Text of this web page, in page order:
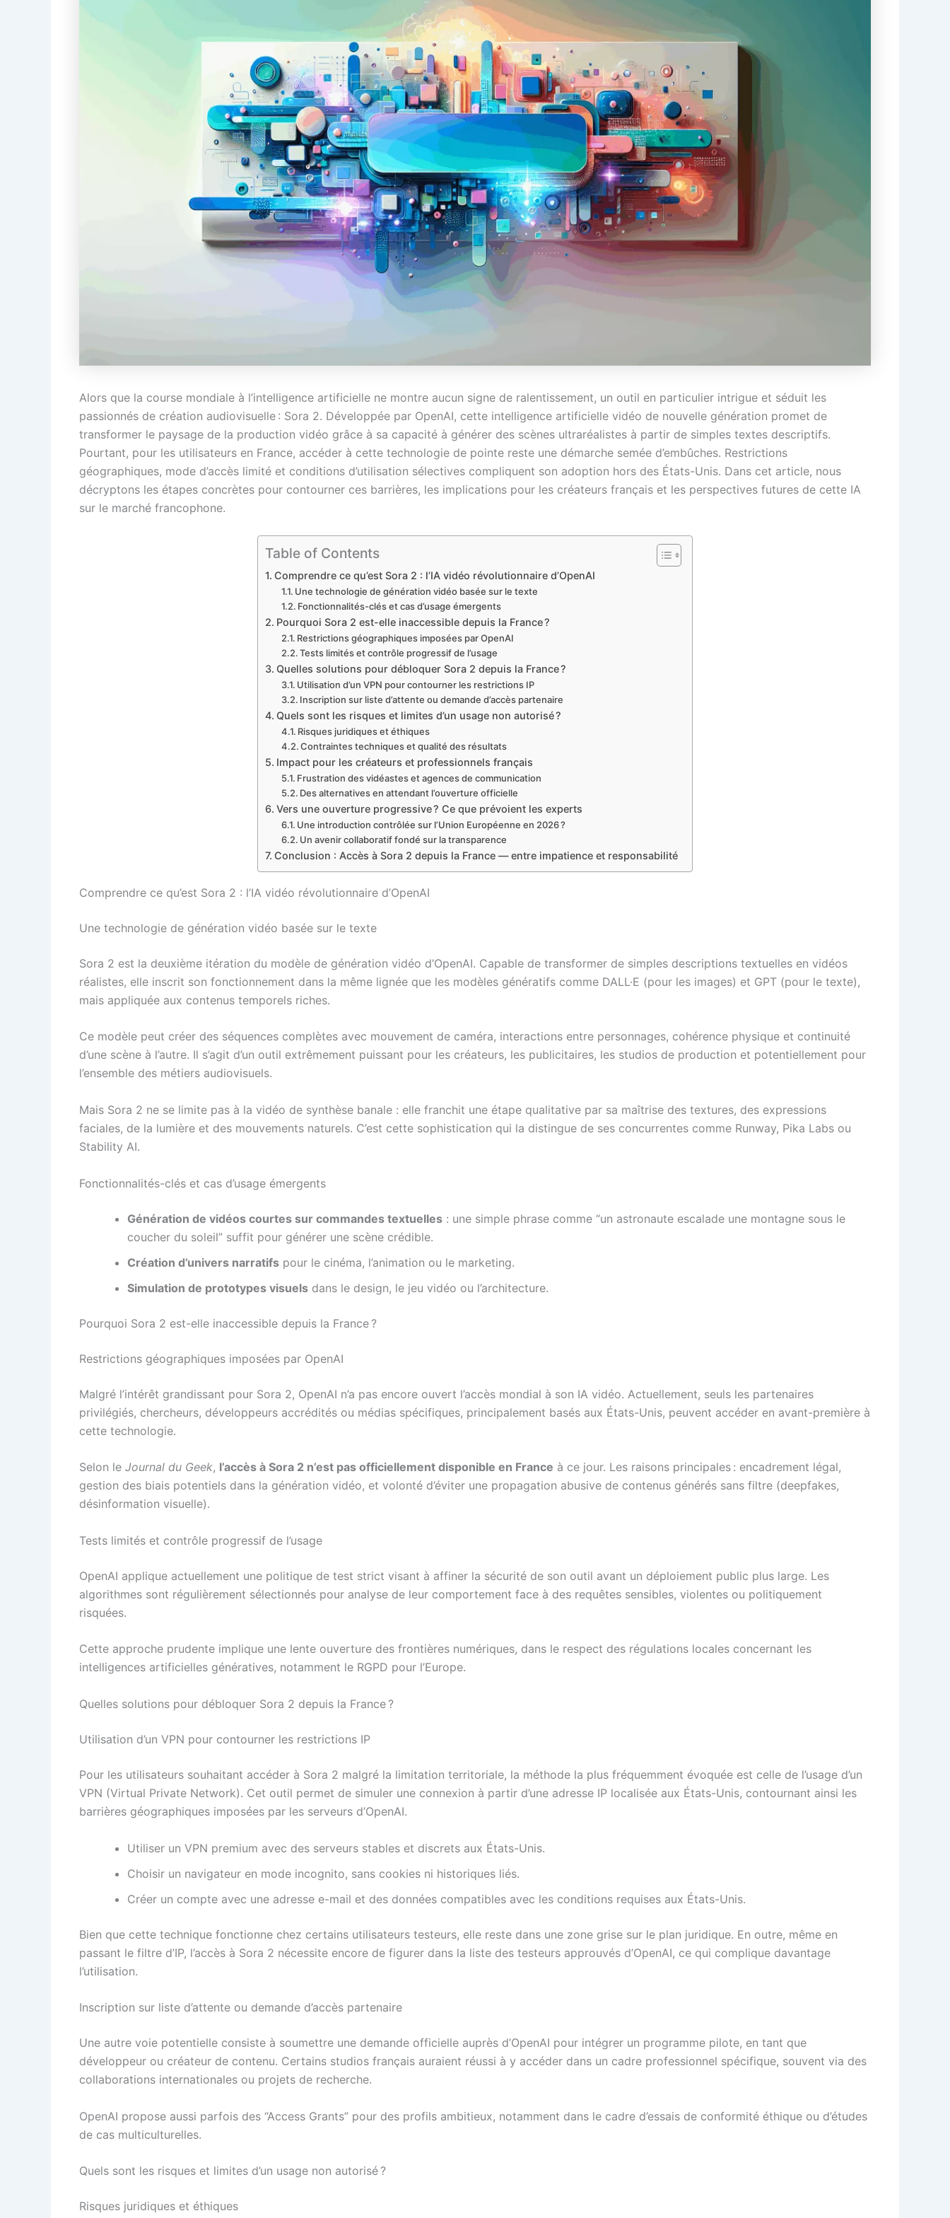
Alors que la course mondiale à l’intelligence artificielle ne montre aucun signe de ralentissement, un outil en particulier intrigue et séduit les
passionnés de création audiovisuelle : Sora 2. Développée par OpenAI, cette intelligence artificielle vidéo de nouvelle génération promet de
transformer le paysage de la production vidéo grâce à sa capacité à générer des scènes ultraréalistes à partir de simples textes descriptifs.
Pourtant, pour les utilisateurs en France, accéder à cette technologie de pointe reste une démarche semée d’embûches. Restrictions
géographiques, mode d’accès limité et conditions d’utilisation sélectives compliquent son adoption hors des États-Unis. Dans cet article, nous
décryptons les étapes concrètes pour contourner ces barrières, les implications pour les créateurs français et les perspectives futures de cette IA
sur le marché francophone.
Table of Contents
Comprendre ce qu’est Sora 2 : l’IA vidéo révolutionnaire d’OpenAI
Une technologie de génération vidéo basée sur le texte
Fonctionnalités-clés et cas d’usage émergents
Pourquoi Sora 2 est-elle inaccessible depuis la France ?
Restrictions géographiques imposées par OpenAI
Tests limités et contrôle progressif de l’usage
Quelles solutions pour débloquer Sora 2 depuis la France ?
Utilisation d’un VPN pour contourner les restrictions IP
Inscription sur liste d’attente ou demande d’accès partenaire
Quels sont les risques et limites d’un usage non autorisé ?
Risques juridiques et éthiques
Contraintes techniques et qualité des résultats
Impact pour les créateurs et professionnels français
Frustration des vidéastes et agences de communication
Des alternatives en attendant l’ouverture officielle
Vers une ouverture progressive ? Ce que prévoient les experts
Une introduction contrôlée sur l’Union Européenne en 2026 ?
Un avenir collaboratif fondé sur la transparence
Conclusion : Accès à Sora 2 depuis la France — entre impatience et responsabilité
Comprendre ce qu’est Sora 2 : l’IA vidéo révolutionnaire d’OpenAI
Une technologie de génération vidéo basée sur le texte
Sora 2 est la deuxième itération du modèle de génération vidéo d’OpenAI. Capable de transformer de simples descriptions textuelles en vidéos
réalistes, elle inscrit son fonctionnement dans la même lignée que les modèles génératifs comme DALL·E (pour les images) et GPT (pour le texte),
mais appliquée aux contenus temporels riches.
Ce modèle peut créer des séquences complètes avec mouvement de caméra, interactions entre personnages, cohérence physique et continuité
d’une scène à l’autre. Il s’agit d’un outil extrêmement puissant pour les créateurs, les publicitaires, les studios de production et potentiellement pour
l’ensemble des métiers audiovisuels.
Mais Sora 2 ne se limite pas à la vidéo de synthèse banale : elle franchit une étape qualitative par sa maîtrise des textures, des expressions
faciales, de la lumière et des mouvements naturels. C’est cette sophistication qui la distingue de ses concurrentes comme Runway, Pika Labs ou
Stability AI.
Fonctionnalités-clés et cas d’usage émergents
Génération de vidéos courtes sur commandes textuelles : une simple phrase comme “un astronaute escalade une montagne sous le
coucher du soleil” suffit pour générer une scène crédible.
Création d’univers narratifs pour le cinéma, l’animation ou le marketing.
Simulation de prototypes visuels dans le design, le jeu vidéo ou l’architecture.
Pourquoi Sora 2 est-elle inaccessible depuis la France ?
Restrictions géographiques imposées par OpenAI
Malgré l’intérêt grandissant pour Sora 2, OpenAI n’a pas encore ouvert l’accès mondial à son IA vidéo. Actuellement, seuls les partenaires
privilégiés, chercheurs, développeurs accrédités ou médias spécifiques, principalement basés aux États-Unis, peuvent accéder en avant-première à
cette technologie.
Selon le Journal du Geek, l’accès à Sora 2 n’est pas officiellement disponible en France à ce jour. Les raisons principales : encadrement légal,
gestion des biais potentiels dans la génération vidéo, et volonté d’éviter une propagation abusive de contenus générés sans filtre (deepfakes,
désinformation visuelle).
Tests limités et contrôle progressif de l’usage
OpenAI applique actuellement une politique de test strict visant à affiner la sécurité de son outil avant un déploiement public plus large. Les
algorithmes sont régulièrement sélectionnés pour analyse de leur comportement face à des requêtes sensibles, violentes ou politiquement
risquées.
Cette approche prudente implique une lente ouverture des frontières numériques, dans le respect des régulations locales concernant les
intelligences artificielles génératives, notamment le RGPD pour l’Europe.
Quelles solutions pour débloquer Sora 2 depuis la France ?
Utilisation d’un VPN pour contourner les restrictions IP
Pour les utilisateurs souhaitant accéder à Sora 2 malgré la limitation territoriale, la méthode la plus fréquemment évoquée est celle de l’usage d’un
VPN (Virtual Private Network). Cet outil permet de simuler une connexion à partir d’une adresse IP localisée aux États-Unis, contournant ainsi les
barrières géographiques imposées par les serveurs d’OpenAI.
Utiliser un VPN premium avec des serveurs stables et discrets aux États-Unis.
Choisir un navigateur en mode incognito, sans cookies ni historiques liés.
Créer un compte avec une adresse e-mail et des données compatibles avec les conditions requises aux États-Unis.
Bien que cette technique fonctionne chez certains utilisateurs testeurs, elle reste dans une zone grise sur le plan juridique. En outre, même en
passant le filtre d’IP, l’accès à Sora 2 nécessite encore de figurer dans la liste des testeurs approuvés d’OpenAI, ce qui complique davantage
l’utilisation.
Inscription sur liste d’attente ou demande d’accès partenaire
Une autre voie potentielle consiste à soumettre une demande officielle auprès d’OpenAI pour intégrer un programme pilote, en tant que
développeur ou créateur de contenu. Certains studios français auraient réussi à y accéder dans un cadre professionnel spécifique, souvent via des
collaborations internationales ou projets de recherche.
OpenAI propose aussi parfois des “Access Grants” pour des profils ambitieux, notamment dans le cadre d’essais de conformité éthique ou d’études
de cas multiculturelles.
Quels sont les risques et limites d’un usage non autorisé ?
Risques juridiques et éthiques